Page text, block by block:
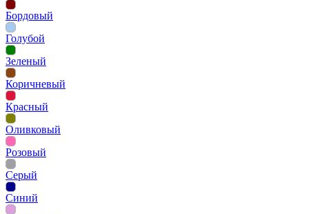
Бордовый
Голубой
Зеленый
Коричневый
Красный
Оливковый
Розовый
Серый
Синий